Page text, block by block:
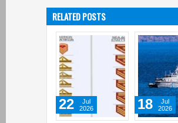
RELATED POSTS
22
Jul
2026
18
Jul
2026